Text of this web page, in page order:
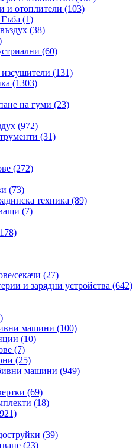
и отоплители (103)
(1)
(38)
(60)
(131)
(1303)
на гуми (23)
(972)
(31)
(272)
(73)
техника (89)
(7)
секачи (27)
и зарядни устройства (642)
машини (100)
(10)
(7)
(25)
машини (949)
(69)
(18)
(39)
(23)